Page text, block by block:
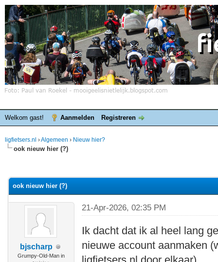
Welkom gast! Aanmelden Registreren
ligfietsers.nl ›Algemeen › Nieuw hier?
ook nieuw hier (?)
ook nieuw hier (?)
bjscharp
Grumpy-Old-Man in
21-Apr-2026, 02:35 PM
Ik dacht dat ik al heel lang
nieuwe account aanmaken